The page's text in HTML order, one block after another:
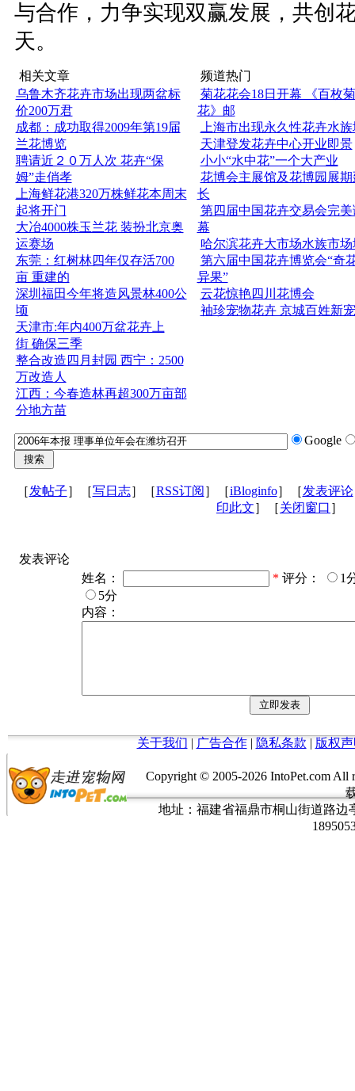
与合作，力争实现双赢发展，共创
天。
相关文章
乌鲁木齐花卉市场出现两盆标
价200万君
成都：成功取得2009年第19届
兰花博览
聘请近２０万人次 花卉“保
姆”走俏孝
上海鲜花港320万株鲜花本周末
起将开门
大冶4000株玉兰花 装扮北京奥
运赛场
东莞：红树林四年仅存活700
亩 重建的
深圳福田今年将造风景林400公
顷
天津市:年内400万盆花卉上
街 确保三季
整合改造四月封园 西宁：2500
万改造人
江西：今春造林再超300万亩部
分地方苗
频道热门
菊花花会18日开幕 《百枚菊
花》邮
上海市出现永久性花卉水族
天津登发花卉中心开业即景
小小“水中花”一个大产业
花博会主展馆及花博园展期
长
第四届中国花卉交易会完美
幕
哈尔滨花卉大市场水族市场
第六届中国花卉博览会“奇
异果”
云花惊艳四川花博会
袖珍宠物花卉 京城百姓新宠
Google
［发帖子］［写日志］［RSS订阅 ］［iBloginfo］［发表评论
印此文］［关闭窗口 ］
发表评论
姓名：
* 评分：
1
5分
内容：
关于我们 | 广告合作| 隐私条款 | 版权
Copyright © 2005-2026 IntoPet.com
地址：福建省福鼎市桐山街道路边